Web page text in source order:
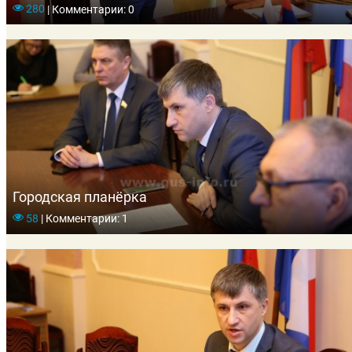
280 |Комментарии: 0
Городская планёрка
58 |Комментарии: 1